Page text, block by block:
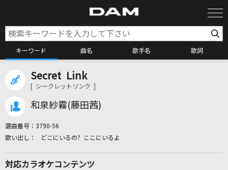
キーワード 曲名 歌手名 歌詞
カラオケ店舗検索
Secret Link
[ シークレットリンク ]
和泉紗霧(藤田茜)
選曲番号： 3790-56
どこにいるの? ここにいるよ
対応カラオケコンテンツ